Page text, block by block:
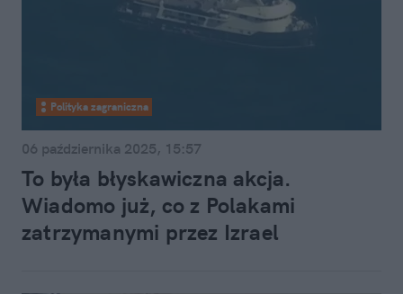
Polityka zagraniczna
06 października 2025, 15:57
To była błyskawiczna akcja.
Wiadomo już, co z Polakami
zatrzymanymi przez Izrael